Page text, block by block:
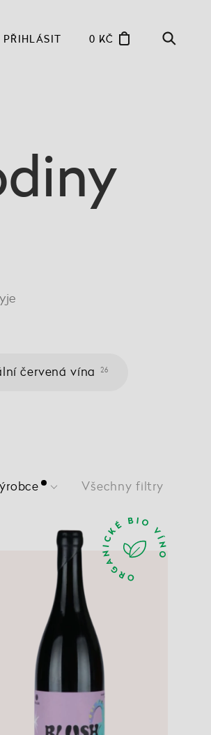
PŘIHLÁSIT 0 KČ
červená vína 26
Všechny filtry